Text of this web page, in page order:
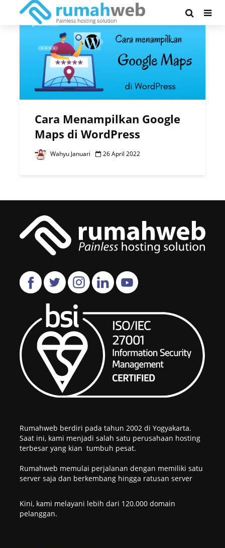
Tag - google maps
Cara Menampilkan Google
Maps di WordPress
Wahyu Januari 26 April 2022
Rumahweb berdiri pada tahun 2002 di Yogyakarta.
Saat ini, kami menjadi salah satu perusahaan hosting
terbesar yang kian tumbuh pesat.
Rumahweb memulai perjalanan dengan memiliki satu
server saja dan berkembang hingga ratusan server
Kini, kami melayani lebih dari 120.000 domain
pelanggan.